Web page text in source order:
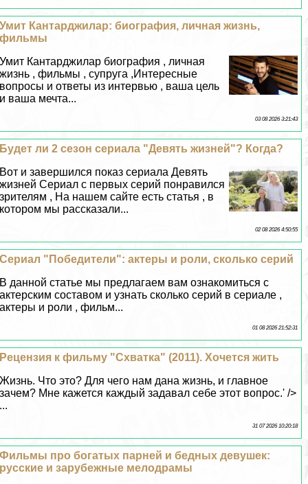
Умит Кантарджилар: биография, личная жизнь,
фильмы
Умит Кантарджилар биография , личная
жизнь , фильмы , супруга ,Интересные
вопросы и ответы из интервью , ваша цель
и ваша мечта...
03 08 2026 3:21:43
Будет ли 2 сезон сериала "Девять жизней"? Когда?
Вот и завершился показ сериала Девять
жизней Сериал с первых серий понравился
зрителям , На нашем сайте есть статья , в
котором мы рассказали...
02 08 2026 4:50:55
Сериал "Победители": актеры и роли, сколько серий
В данной статье мы предлагаем вам ознакомиться с
актерским составом и узнать сколько серий в сериале ,
актеры и роли , фильм...
01 08 2026 21:52:31
Рецензия к фильму "Схватка" (2011). Хочется жить
Жизнь. Что это? Для чего нам дана жизнь, и главное
зачем? Мне кажется каждый задавал себе этот вопрос.' />
...
31 07 2026 10:20:18
Фильмы про богатых парней и бедных дeвyшек:
русские и зарубежные мелодрамы